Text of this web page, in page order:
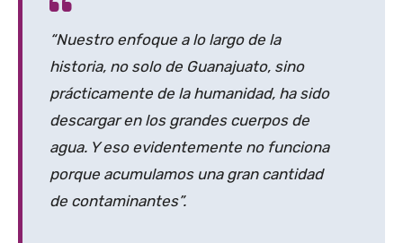
“Nuestro enfoque a lo largo de la
historia, no solo de Guanajuato, sino
prácticamente de la humanidad, ha sido
descargar en los grandes cuerpos de
agua. Y eso evidentemente no funciona
porque acumulamos una gran cantidad
de contaminantes”.